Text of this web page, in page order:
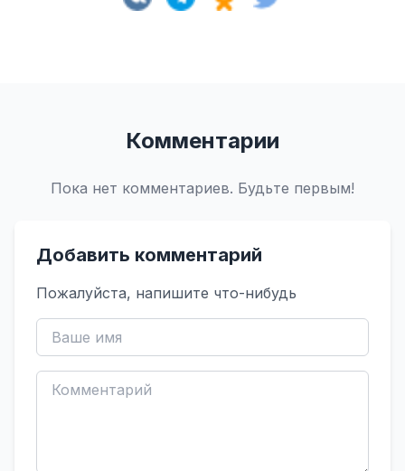
Комментарии
Пока нет комментариев. Будьте первым!
Добавить комментарий
Пожалуйста, напишите что-нибудь